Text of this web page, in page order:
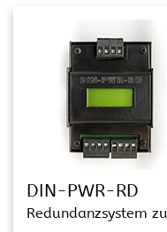
DIN-PWR-RD
Redundanzsystem